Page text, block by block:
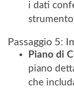
i dati
Passaggio 5:
Piano di
piano
che